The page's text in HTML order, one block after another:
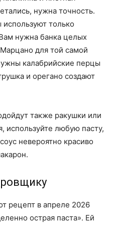
нужна точность.
только
нужна банка целых
для той самой
калабрийские перцы
и орегано создают
также ракушки или
используйте любую пасту,
невероятно красиво
рецепт в апреле 2026
острая паста». Ей